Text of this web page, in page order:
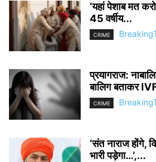
‘यहां पेशाब मत
45 वर्षीय...
CRIME
प्रयागराज:
बालिग बताकर
CRIME
‘संत नाराज होंगे,
भारी पड़ेगा…’,...